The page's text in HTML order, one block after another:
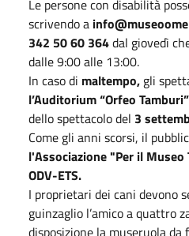
Le persone con disabilità
scrivendo a
342 50 60 364dal giovedì
dalle 9:00 alle 13:00.
In caso di maltempo, gli
l’Auditorium “Orfeo Tamburi”
dello spettacolo del 3
Come gli anni scorsi, il
l'Associazione "Per il Museo
ODV-ETS.
I proprietari dei cani devono
guinzaglio l’amico a quattro
disposizione la museruola da